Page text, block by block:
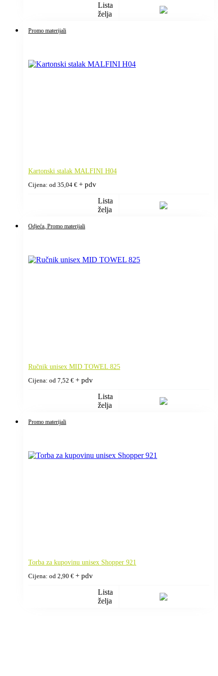
Lista
želja
Promo materijali
Kartonski stalak MALFINI H04
Cijena: od 35,04 € + pdv
Lista
želja
Odjeća, Promo materijali
Ručnik unisex MID TOWEL 825
Cijena: od 7,52 € + pdv
Lista
želja
Promo materijali
Torba za kupovinu unisex Shopper 921
Cijena: od 2,90 € + pdv
Lista
želja